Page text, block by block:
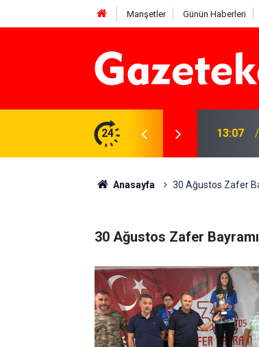
Manşetler Günün Haberleri
24
Çavdar başkan seçildi 13:07
Anasayfa 30 Ağustos Zafer
30 Ağustos Zafer